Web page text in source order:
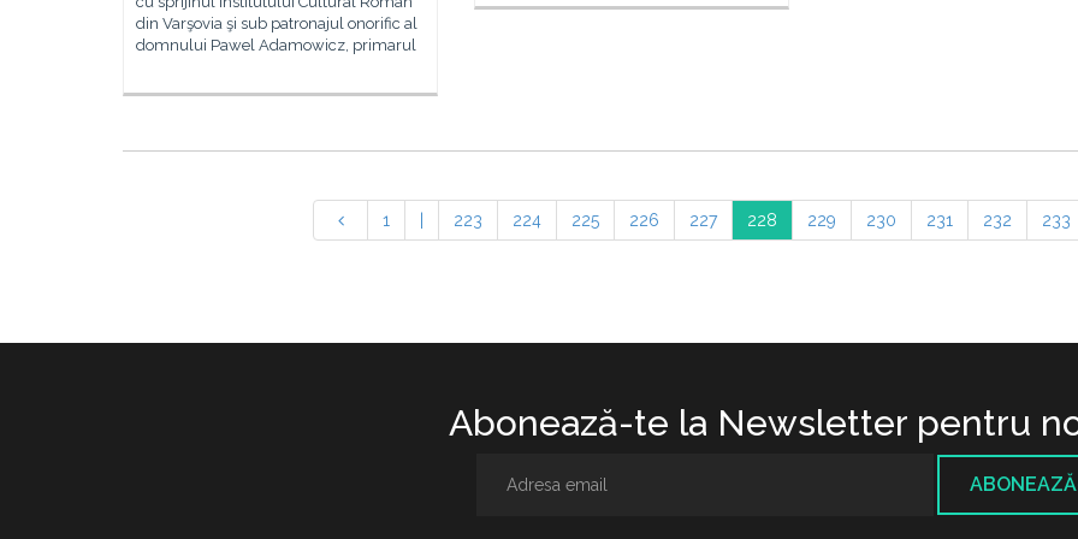
din Varşovia şi sub patronajul onorific al
domnului Pawel Adamowicz, primarul
1 223 224 225 226 227 228 229 230 231 232 233
Abonează-te la Newsletter pentru